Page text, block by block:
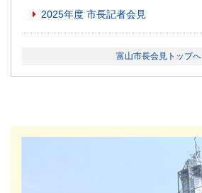
2025年度 市長記者会見
富山市長会見トップへ